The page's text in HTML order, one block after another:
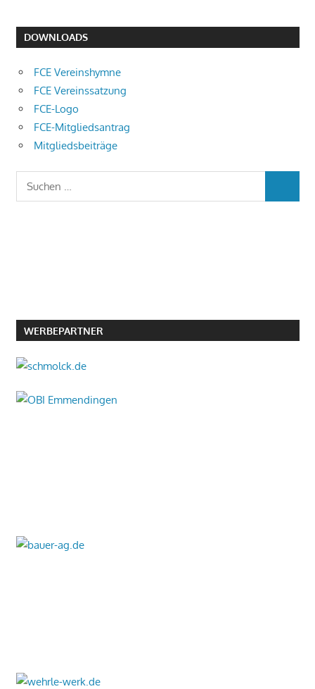
DOWNLOADS
FCE Vereinshymne
FCE Vereinssatzung
FCE-Logo
FCE-Mitgliedsantrag
Mitgliedsbeiträge
Suchen
nach:
WERBEPARTNER